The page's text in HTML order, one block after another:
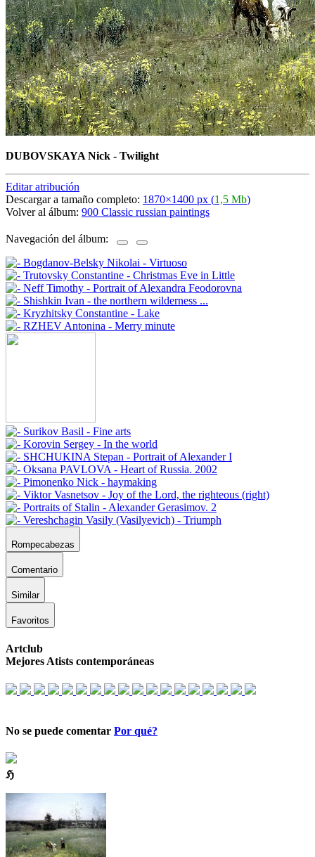
DUBOVSKAYA Nick - Twilight
Editar atribución
Descargar a tamaño completo: 1870×1400 px (1,5 Mb)
Volver al álbum: 900 Classic russian paintings
Navegación del álbum:
Rompecabezas
Comentario
Similar
Favoritos
Artclub
Mejores Atists contemporáneas
No se puede comentar Por qué?
ℌ